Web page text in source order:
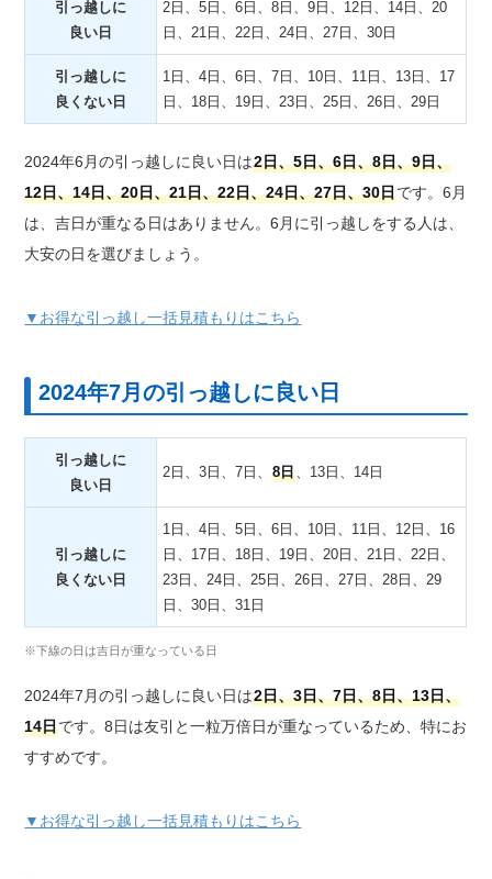
引っ越しに
良い日
2日、5日、6日、8日、9日、12日、14日、20
日、21日、22日、24日、27日、30日
引っ越しに
良くない日
1日、4日、6日、7日、10日、11日、13日、17
日、18日、19日、23日、25日、26日、29日
2024年6月の引っ越しに良い日は2日、5日、6日、8日、9日、
12日、14日、20日、21日、22日、24日、27日、30日です。6月
は、吉日が重なる日はありません。6月に引っ越しをする人は、
大安の日を選びましょう。
▼お得な引っ越し一括見積もりはこちら
2024年7月の引っ越しに良い日
引っ越しに
良い日
2日、3日、7日、8日、13日、14日
引っ越しに
良くない日
1日、4日、5日、6日、10日、11日、12日、16
日、17日、18日、19日、20日、21日、22日、
23日、24日、25日、26日、27日、28日、29
日、30日、31日
※下線の日は吉日が重なっている日
2024年7月の引っ越しに良い日は2日、3日、7日、8日、13日、
14日です。8日は友引と一粒万倍日が重なっているため、特にお
すすめです。
▼お得な引っ越し一括見積もりはこちら